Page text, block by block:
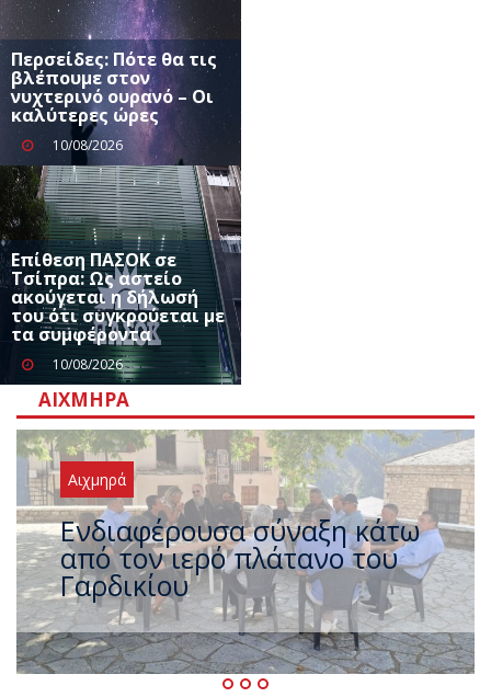
Περσείδες: Πότε θα τις
βλέπουμε στον
νυχτερινό ουρανό – Οι
καλύτερες ώρες
10/08/2026
Επίθεση ΠΑΣΟΚ σε
Τσίπρα: Ως αστείο
ακούγεται η δήλωσή
του ότι συγκρούεται με
τα συμφέροντα
10/08/2026
ΑΙΧΜΗΡΆ
Αιχμηρά
Η μεγάλη έξοδος των
Τρικαλινών (και το ακόμα
μεγαλύτερο τρέξιμο των
πολιτικών)